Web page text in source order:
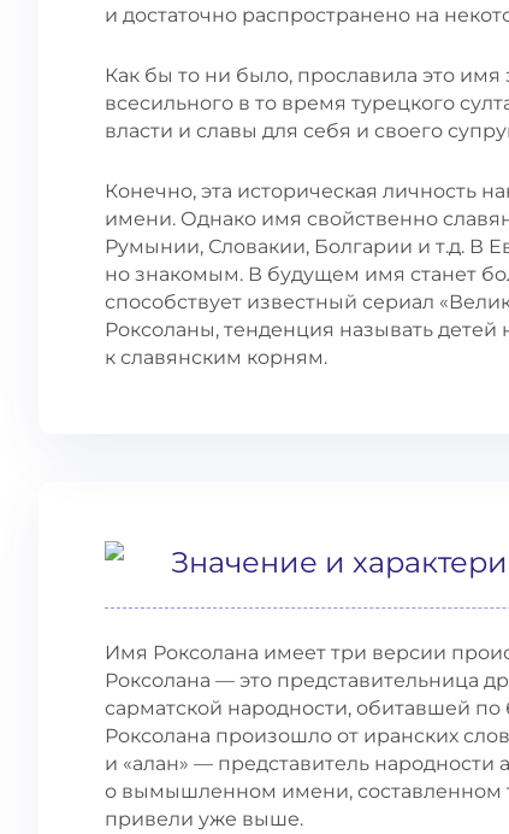
и достаточно распространено на
Как бы то ни было, прославила это
всесильного в то время турецкого
власти и славы для себя и своего
Конечно, эта историческая личность
имени. Однако имя свойственно
Румынии, Словакии, Болгарии и т.д. В
но знакомым. В будущем имя станет
способствует известный сериал
Роксоланы, тенденция называть
к славянским корням.
Значение и
Имя Роксолана имеет три версии
Роксолана — это представительница
сарматской народности, обитавшей
Роксолана произошло от иранских
и «алан» — представитель народности
о вымышленном имени, составленном
привели уже выше.